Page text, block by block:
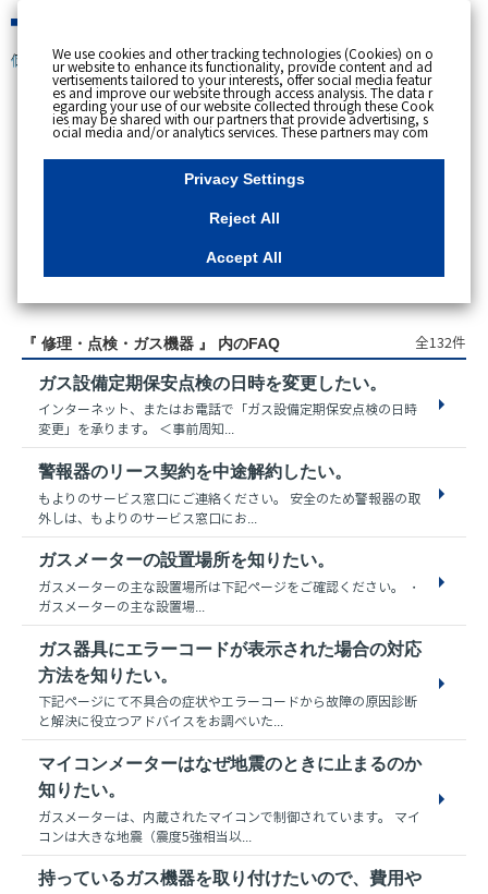
個人のお客さま
スペースで区切って複数語検索が可能です。
例：電気 料金 支払状況
アクセス数順
『 修理・点検・ガス機器 』 内のFAQ 全132件
ガス設備定期保安点検の日時を変更したい。
インターネット、またはお電話で「ガス設備定期保安点検の日時
変更」を承ります。 ＜事前周知...
警報器のリース契約を中途解約したい。
もよりのサービス窓口にご連絡ください。 安全のため警報器の取
外しは、もよりのサービス窓口にお...
ガスメーターの設置場所を知りたい。
ガスメーターの主な設置場所は下記ページをご確認ください。 ・
ガスメーターの主な設置場...
ガス器具にエラーコードが表示された場合の対応
方法を知りたい。
下記ページにて不具合の症状やエラーコードから故障の原因診断
と解決に役立つアドバイスをお調べいた...
マイコンメーターはなぜ地震のときに止まるのか
知りたい。
ガスメーターは、内蔵されたマイコンで制御されています。 マイ
コンは大きな地震（震度5強相当以...
持っているガス機器を取り付けたいので、費用や
We use cookies and other tracking technologies (Cookies) on o
ur website to enhance its functionality, provide content and ad
vertisements tailored to your interests, offer social media featur
es and improve our website through access analysis. The data r
egarding your use of our website collected through these Cook
ies may be shared with our partners that provide advertising, s
ocial media and/or analytics services. These partners may com
bine the data shared by us with other data that you have provi
ded to them or that they have collected from your use of their s
ervices or other websites to analyse and optimise advertisemen
ts delivered to you by businesses other than us on the internet.
essary Cookies, please click "Reject All". If you agree to the use
of all Cookies, please click "Accept All". To select your preferen
u can change your consent or rejection settings at any time by c
"Privacy Settings"button on this banner or through y
our browser's "Settings". For more information regarding the pr
site, please refer to the link below.Cookies DetailsPrivacy Polic
y
Privacy Settings
Reject All
Accept All